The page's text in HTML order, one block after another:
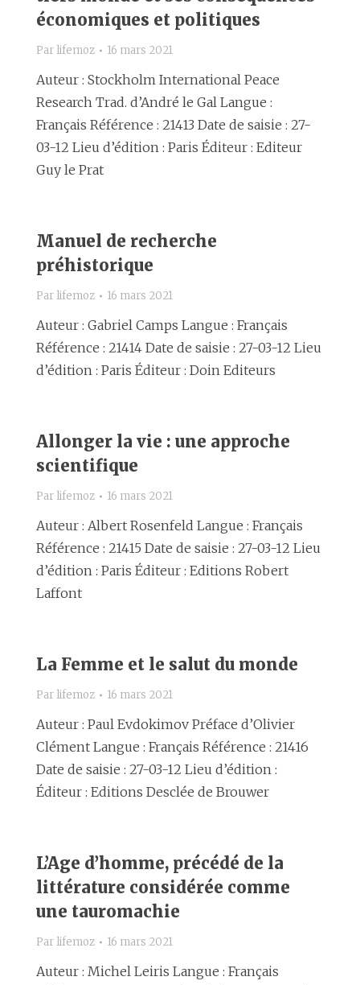
économiques et politiques
Par lifemoz 16 mars 2021
Auteur : Stockholm International Peace
Research Trad. d’André le Gal Langue :
Français Référence : 21413 Date de saisie : 27-
03-12 Lieu d’édition : Paris Éditeur : Editeur
Guy le Prat
Manuel de recherche
préhistorique
Par lifemoz 16 mars 2021
Auteur : Gabriel Camps Langue : Français
Référence : 21414 Date de saisie : 27-03-12 Lieu
d’édition : Paris Éditeur : Doin Editeurs
Allonger la vie : une approche
scientifique
Par lifemoz 16 mars 2021
Auteur : Albert Rosenfeld Langue : Français
Référence : 21415 Date de saisie : 27-03-12 Lieu
d’édition : Paris Éditeur : Editions Robert
Laffont
La Femme et le salut du monde
Par lifemoz 16 mars 2021
Auteur : Paul Evdokimov Préface d’Olivier
Clément Langue : Français Référence : 21416
Date de saisie : 27-03-12 Lieu d’édition :
Éditeur : Editions Desclée de Brouwer
L’Age d’homme, précédé de la
littérature considérée comme
une tauromachie
Par lifemoz 16 mars 2021
Auteur : Michel Leiris Langue : Français